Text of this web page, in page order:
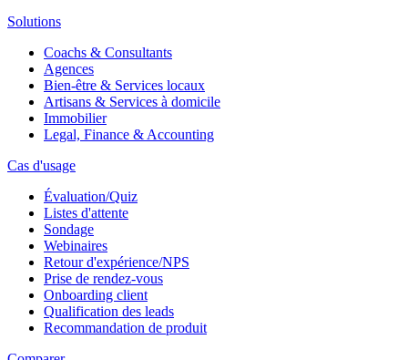
Solutions
Coachs & Consultants
Agences
Bien-être & Services locaux
Artisans & Services à domicile
Immobilier
Legal, Finance & Accounting
Cas d'usage
Évaluation/Quiz
Listes d'attente
Sondage
Webinaires
Retour d'expérience/NPS
Prise de rendez-vous
Onboarding client
Qualification des leads
Recommandation de produit